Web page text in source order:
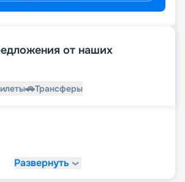
от наших
🚗Трансферы
Развернуть